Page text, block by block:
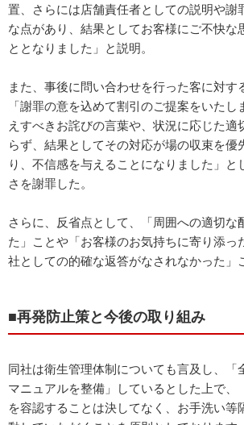
置、さらには店舗責任者としての説明や謝
な点があり、結果としてお客様にご不快な
ととなりました」と説明。
また、事後に問い合わせを行った客に対す
「謝罪の意を込めて割引のご提案をいた
えすべきお詫びの言葉や、状況に応じた適
らず、結果としてその対応が場の収束を優
り、不信感を与えることになりました」と
さを謝罪した。
さらに、反省点として、「周囲への適切な
た」ことや「お客様のお気持ちに寄り添っ
社としての的確な返答がなされなかった」
■再発防止策と今後の取り組み
同社は衛生管理体制についても言及し、「
マニュアルを整備」しているとした上で、
を容認することは決してなく、お手洗い等